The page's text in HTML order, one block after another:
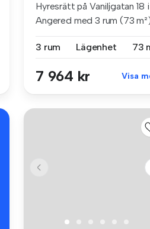
Hyresrätt på Vaniljgatan 18 i
Angered med 3 rum (73
3 rum
Lägenhet 73
7 964 kr Visa